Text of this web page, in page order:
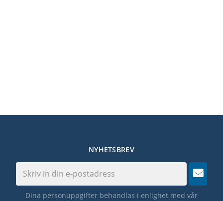
NYHETSBREV
Dina personuppgifter behandlas i enlighet med vår